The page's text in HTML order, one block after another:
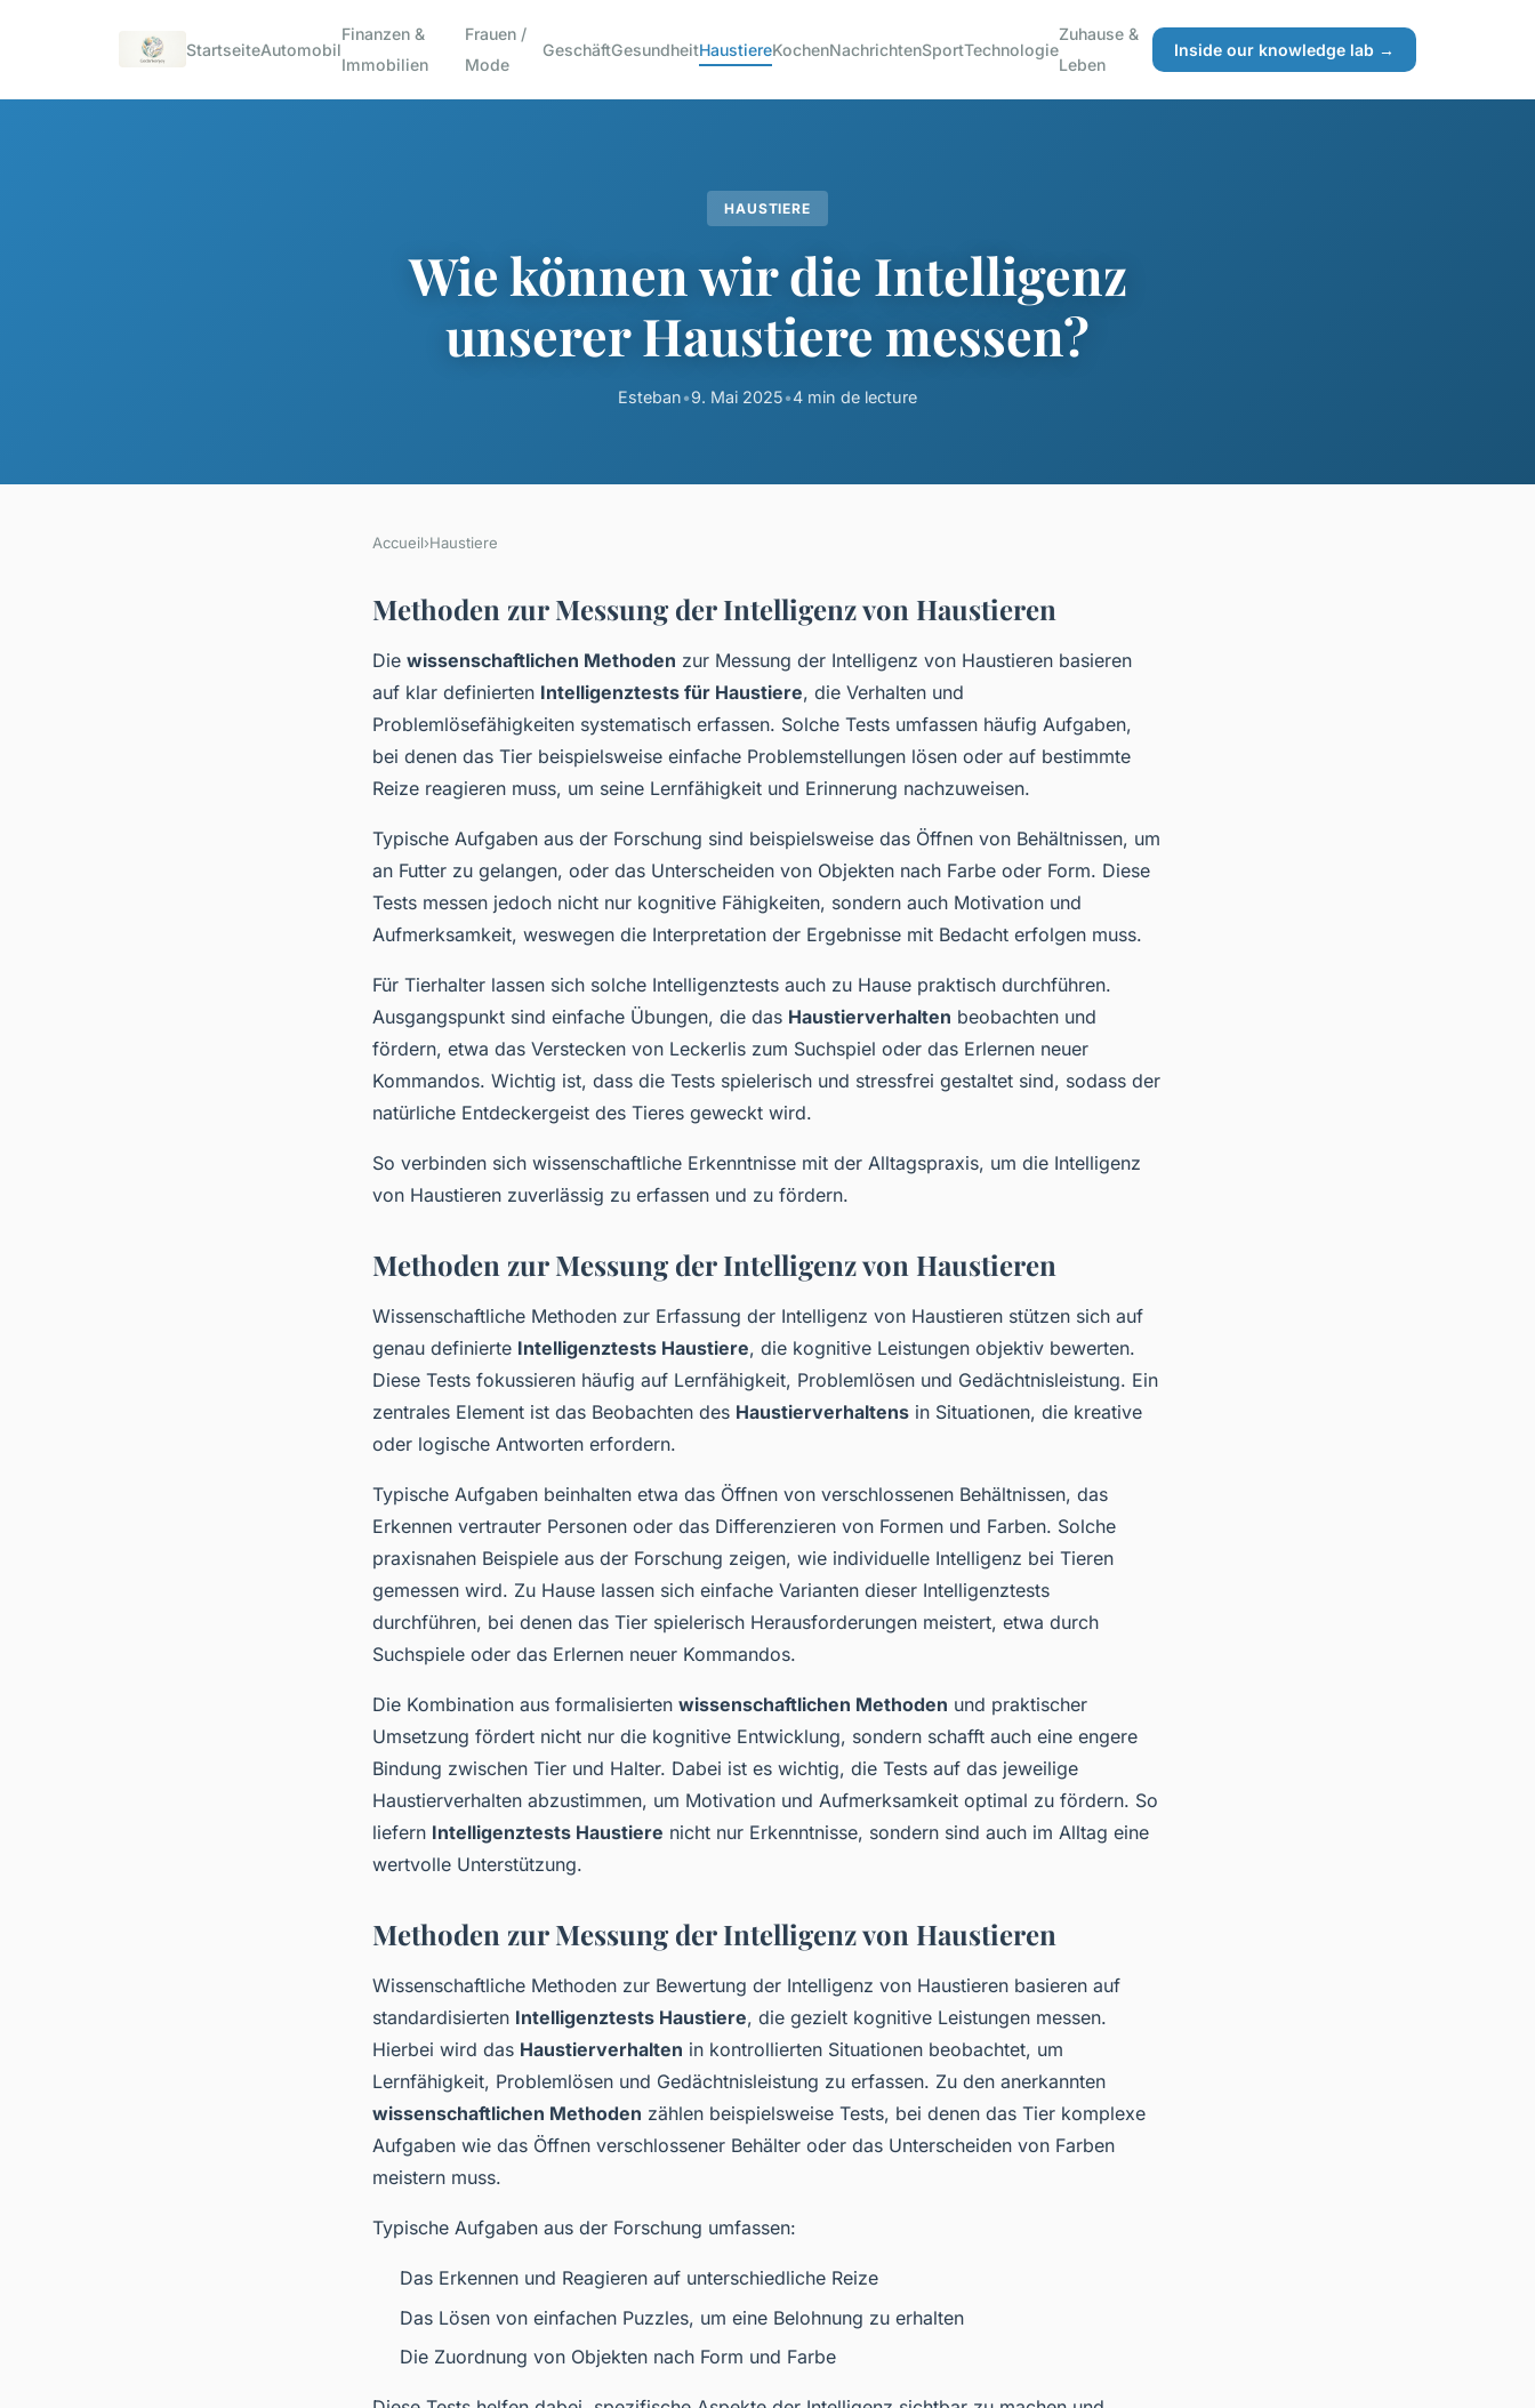
StartseiteAutomobil
Finanzen &
Immobilien
Frauen /
Mode
GeschäftGesundheitHaustiereKochenNachrichtenSportTechnologie
Zuhause &
Leben
Inside our knowledge lab →
HAUSTIERE
Wie können wir die Intelligenz
unserer Haustiere messen?
Esteban•9. Mai 2025•4 min de lecture
Accueil›Haustiere
Methoden zur Messung der Intelligenz von Haustieren
Die wissenschaftlichen Methoden zur Messung der Intelligenz von Haustieren basieren
auf klar definierten Intelligenztests für Haustiere, die Verhalten und
Problemlösefähigkeiten systematisch erfassen. Solche Tests umfassen häufig Aufgaben,
bei denen das Tier beispielsweise einfache Problemstellungen lösen oder auf bestimmte
Reize reagieren muss, um seine Lernfähigkeit und Erinnerung nachzuweisen.
Typische Aufgaben aus der Forschung sind beispielsweise das Öffnen von Behältnissen, um
an Futter zu gelangen, oder das Unterscheiden von Objekten nach Farbe oder Form. Diese
Tests messen jedoch nicht nur kognitive Fähigkeiten, sondern auch Motivation und
Aufmerksamkeit, weswegen die Interpretation der Ergebnisse mit Bedacht erfolgen muss.
Für Tierhalter lassen sich solche Intelligenztests auch zu Hause praktisch durchführen.
Ausgangspunkt sind einfache Übungen, die das Haustierverhalten beobachten und
fördern, etwa das Verstecken von Leckerlis zum Suchspiel oder das Erlernen neuer
Kommandos. Wichtig ist, dass die Tests spielerisch und stressfrei gestaltet sind, sodass der
natürliche Entdeckergeist des Tieres geweckt wird.
So verbinden sich wissenschaftliche Erkenntnisse mit der Alltagspraxis, um die Intelligenz
von Haustieren zuverlässig zu erfassen und zu fördern.
Methoden zur Messung der Intelligenz von Haustieren
Wissenschaftliche Methoden zur Erfassung der Intelligenz von Haustieren stützen sich auf
genau definierte Intelligenztests Haustiere, die kognitive Leistungen objektiv bewerten.
Diese Tests fokussieren häufig auf Lernfähigkeit, Problemlösen und Gedächtnisleistung. Ein
zentrales Element ist das Beobachten des Haustierverhaltens in Situationen, die kreative
oder logische Antworten erfordern.
Typische Aufgaben beinhalten etwa das Öffnen von verschlossenen Behältnissen, das
Erkennen vertrauter Personen oder das Differenzieren von Formen und Farben. Solche
praxisnahen Beispiele aus der Forschung zeigen, wie individuelle Intelligenz bei Tieren
gemessen wird. Zu Hause lassen sich einfache Varianten dieser Intelligenztests
durchführen, bei denen das Tier spielerisch Herausforderungen meistert, etwa durch
Suchspiele oder das Erlernen neuer Kommandos.
Die Kombination aus formalisierten wissenschaftlichen Methoden und praktischer
Umsetzung fördert nicht nur die kognitive Entwicklung, sondern schafft auch eine engere
Bindung zwischen Tier und Halter. Dabei ist es wichtig, die Tests auf das jeweilige
Haustierverhalten abzustimmen, um Motivation und Aufmerksamkeit optimal zu fördern. So
liefern Intelligenztests Haustiere nicht nur Erkenntnisse, sondern sind auch im Alltag eine
wertvolle Unterstützung.
Methoden zur Messung der Intelligenz von Haustieren
Wissenschaftliche Methoden zur Bewertung der Intelligenz von Haustieren basieren auf
standardisierten Intelligenztests Haustiere, die gezielt kognitive Leistungen messen.
Hierbei wird das Haustierverhalten in kontrollierten Situationen beobachtet, um
Lernfähigkeit, Problemlösen und Gedächtnisleistung zu erfassen. Zu den anerkannten
wissenschaftlichen Methoden zählen beispielsweise Tests, bei denen das Tier komplexe
Aufgaben wie das Öffnen verschlossener Behälter oder das Unterscheiden von Farben
meistern muss.
Typische Aufgaben aus der Forschung umfassen:
Das Erkennen und Reagieren auf unterschiedliche Reize
Das Lösen von einfachen Puzzles, um eine Belohnung zu erhalten
Die Zuordnung von Objekten nach Form und Farbe